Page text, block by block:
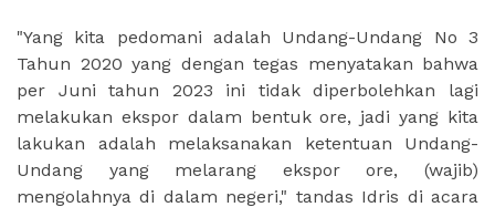
"Yang kita pedomani adalah Undang-Undang No 3
Tahun 2020 yang dengan tegas menyatakan bahwa
per Juni tahun 2023 ini tidak diperbolehkan lagi
melakukan ekspor dalam bentuk ore, jadi yang kita
lakukan adalah melaksanakan ketentuan Undang-
Undang yang melarang ekspor ore, (wajib)
mengolahnya di dalam negeri," tandas Idris di acara